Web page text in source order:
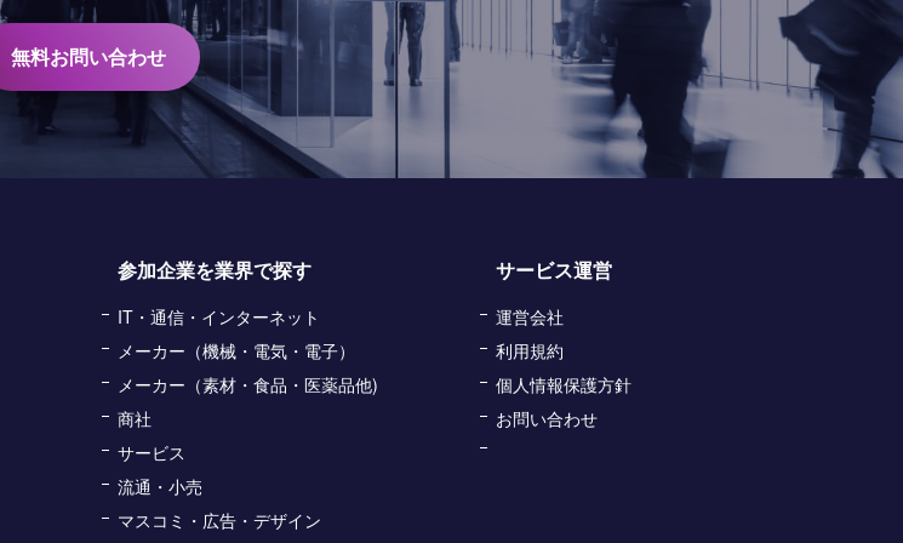
無料お問い合わせ
参加企業を業界で探す
IT・通信・インターネット
メーカー（機械・電気・電子）
メーカー（素材・食品・医薬品他)
商社
サービス
流通・小売
マスコミ・広告・デザイン
サービス運営
運営会社
利用規約
個人情報保護方針
お問い合わせ